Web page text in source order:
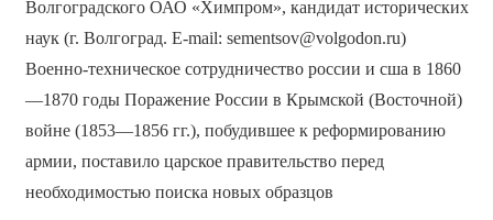
Волгоградского ОАО «Химпром», кандидат исторических
наук (г. Волгоград. E-mail: sementsov@volgodon.ru)
Военно-техническое сотрудничество россии и сша в 1860
—1870 годы Поражение России в Крымской (Восточной)
войне (1853—1856 гг.), побудившее к реформированию
армии, поставило царское правительство перед
необходимостью поиска новых образцов